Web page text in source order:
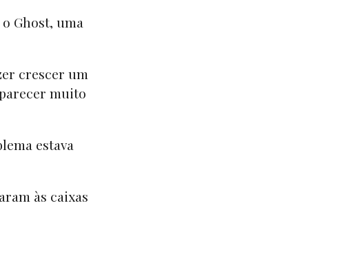
Ghost, uma
crescer um
muito
estava
às caixas